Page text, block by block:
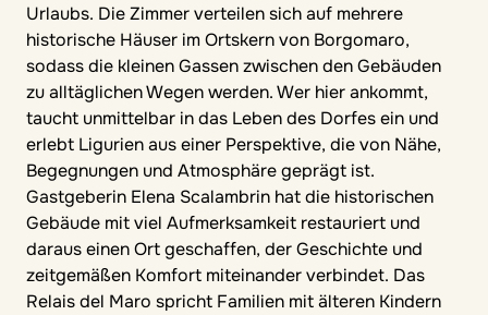
Urlaubs. Die Zimmer verteilen sich auf mehrere
historische Häuser im Ortskern von Borgomaro,
sodass die kleinen Gassen zwischen den Gebäuden
zu alltäglichen Wegen werden. Wer hier ankommt,
taucht unmittelbar in das Leben des Dorfes ein und
erlebt Ligurien aus einer Perspektive, die von Nähe,
Begegnungen und Atmosphäre geprägt ist.
Gastgeberin Elena Scalambrin hat die historischen
Gebäude mit viel Aufmerksamkeit restauriert und
daraus einen Ort geschaffen, der Geschichte und
zeitgemäßen Komfort miteinander verbindet. Das
Relais del Maro spricht Familien mit älteren Kindern